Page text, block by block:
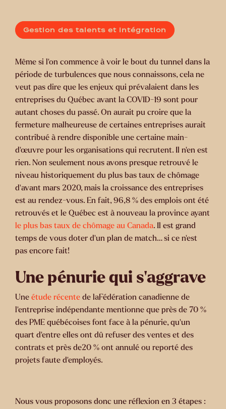
Gestion des talents et intégration
Même si l’on commence à voir le bout du tunnel dans la
période de turbulences que nous connaissons, cela ne
veut pas dire que les enjeux qui prévalaient dans les
entreprises du Québec avant la COVID-19 sont pour
autant choses du passé. On aurait pu croire que la
fermeture malheureuse de certaines entreprises aurait
contribué à rendre disponible une certaine main-
d’œuvre pour les organisations qui recrutent. Il n’en est
rien. Non seulement nous avons presque retrouvé le
niveau historiquement du plus bas taux de chômage
d’avant mars 2020, mais la croissance des entreprises
est au rendez-vous. En fait, 96,8 % des emplois ont été
retrouvés et le Québec est à nouveau la province ayant
le plus bas taux de chômage au Canada. Il est grand
temps de vous doter d’un plan de match… si ce n’est
pas encore fait!
Une pénurie qui s’aggrave
Une étude récente de laFédération canadienne de
l’entreprise indépendante mentionne que près de 70 %
des PME québécoises font face à la pénurie, qu’un
quart d’entre elles ont dû refuser des ventes et des
contrats et près de20 % ont annulé ou reporté des
projets faute d’employés.
Nous vous proposons donc une réflexion en 3 étapes :